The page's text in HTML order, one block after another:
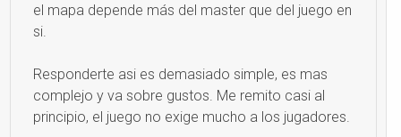
el mapa depende más del master que del juego en
si.
Responderte asi es demasiado simple, es mas
complejo y va sobre gustos. Me remito casi al
principio, el juego no exige mucho a los jugadores.